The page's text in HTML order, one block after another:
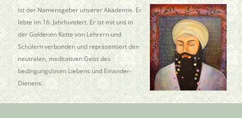
ist der Namensgeber unserer Akademie. Er
lebte im 16. Jahrhundert. Er ist mit uns in
der Goldenen Kette von Lehrern und
Schülern verbunden und repräsentiert den
neutralen, meditativen Geist des
bedingungslosen Liebens und Einander-
Dienens.